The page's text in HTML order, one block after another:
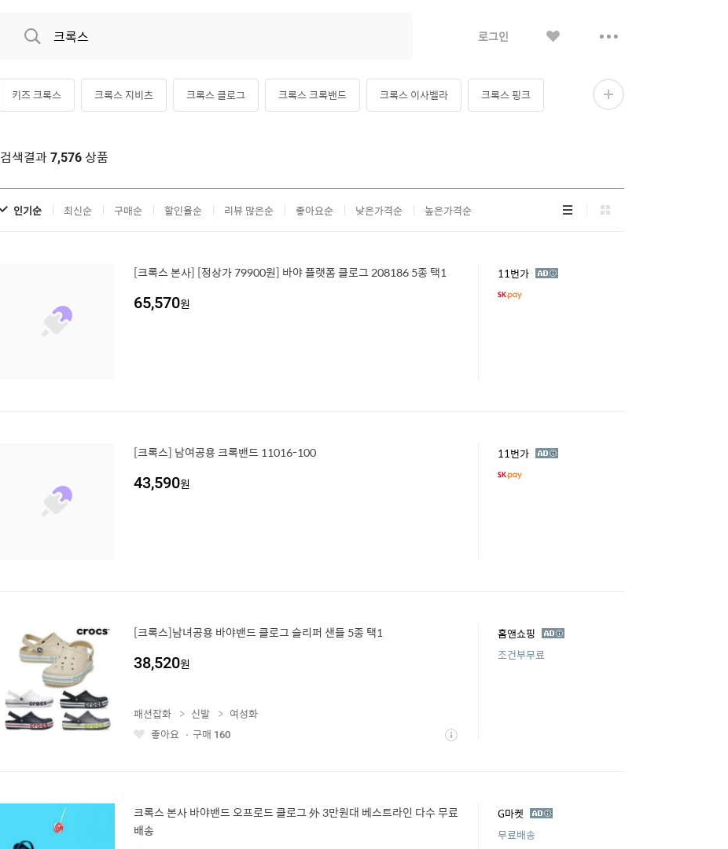
로그인 보
키즈 크록스 크록스 지비츠 크록스 클로그 크록스 크록밴드 크록스 이사벨라 크록스 핑크 더
검색결과 7,576 상품
인기순 최신순 구매순 할인율순 리뷰 많은순 좋아요순 낮은가격순 높은가격순 리
스
그
리
[크록스 본사] [정상가 79900원] 바야 플랫폼 클로그 208186 5종 택1
65,570원
11번가 광
[크록스] 남여공용 크록밴드 11016-100
43,590원
11번가 광
[크록스]남녀공용 바야밴드 클로그 슬리퍼 샌들 5종 택1
38,520원
홈앤쇼핑 광
고
조건부무료
좋 상
패션잡화 신발
여성화
좋아요
구매 160
크록스 본사 바야밴드 오프로드 클로그 外 3만원대 베스트라인 다수 무료
배송
G마켓 광
고
무료배송